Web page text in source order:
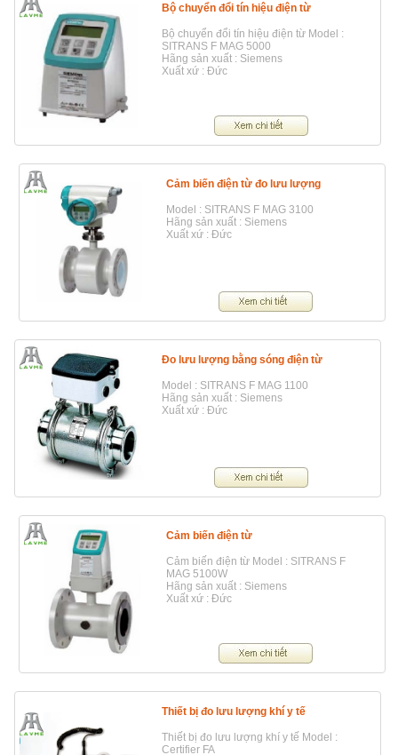
Bộ chuyển đổi tín hiệu điện từ
Bộ chuyển đổi tín hiệu điện từ Model :
SITRANS F MAG 5000
Hãng sản xuất : Siemens
Xuất xứ : Đức
Cảm biến điện từ đo lưu lượng
Model : SITRANS F MAG 3100
Hãng sản xuất : Siemens
Xuất xứ : Đức
Đo lưu lượng bằng sóng điện từ
Model : SITRANS F MAG 1100
Hãng sản xuất : Siemens
Xuất xứ : Đức
Cảm biến điện từ
Cảm biến điện từ Model : SITRANS F
MAG 5100W
Hãng sản xuất : Siemens
Xuất xứ : Đức
Thiết bị đo lưu lượng khí y tế
Thiết bị đo lưu lượng khí y tế Model :
Certifier FA